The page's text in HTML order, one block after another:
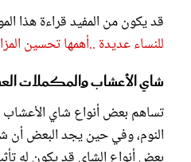
قد يكون من المفيد قراءة هذا
للنساء عديدة ..أهمها تحسين
شاي الأعشاب والمكملات
تساهم بعض أنواع شاي
النوم، وفي حين يجد البعض أن